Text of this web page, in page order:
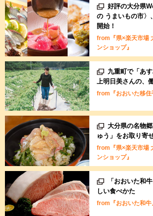
好評の大分県
の うまいもの市〉
開始！
from『県×楽天市場
ンショップ』
九重町で「あ
上明日美さんの、
from『おおいた移住
大分県の名物
ゅう」をお取り寄
from『県×楽天市場
ンショップ』
「おおいた和
しい食べかた
from『おおいた和牛